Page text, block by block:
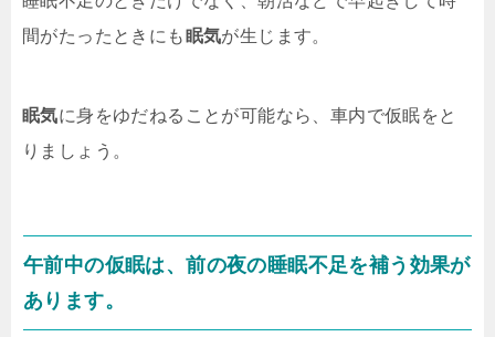
間がたったときにも眠気が生じます。
眠気に身をゆだねることが可能なら、車内で仮眠をと
りましょう。
午前中の仮眠は、前の夜の睡眠不足を補う効果が
あります。